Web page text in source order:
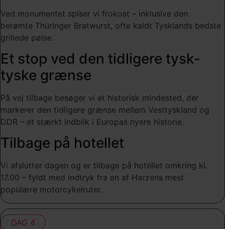
Ved monumentet spiser vi frokost – inklusive den
berømte Thüringer Bratwurst, ofte kaldt Tysklands bedste
grillede pølse.
Et stop ved den tidligere tysk-
tyske grænse
På vej tilbage besøger vi et historisk mindested, der
markerer den tidligere grænse mellem Vesttyskland og
DDR – et stærkt indblik i Europas nyere historie.
Tilbage på hotellet
Vi afslutter dagen og er tilbage på hotellet omkring kl.
17.00 – fyldt med indtryk fra en af Harzens mest
populære motorcykelruter.
DAG 4